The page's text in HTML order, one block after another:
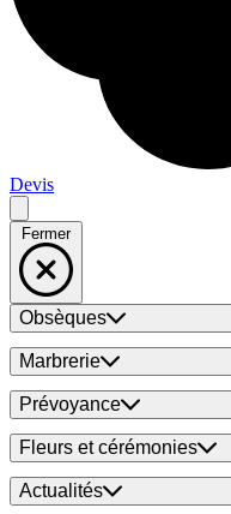
Devis
Fermer
Obsèques
Marbrerie
Prévoyance
Fleurs et cérémonies
Actualités